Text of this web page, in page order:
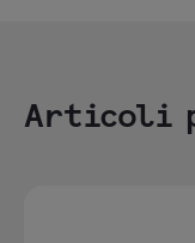
Articoli